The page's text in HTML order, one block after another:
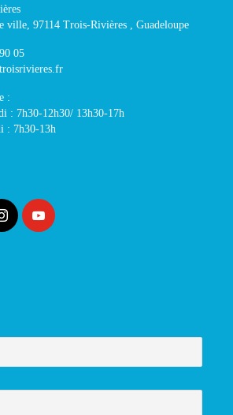
ville, 97114 Trois-Rivières , Guadeloupe
05
:
: 7h30-12h30/ 13h30-17h
: 7h30-13h